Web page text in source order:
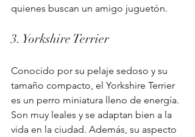
quienes buscan un amigo juguetón.
3. Yorkshire Terrier
Conocido por su pelaje sedoso y su
tamaño compacto, el Yorkshire Terrier
es un perro miniatura lleno de energía.
Son muy leales y se adaptan bien a la
vida en la ciudad. Además, su aspecto